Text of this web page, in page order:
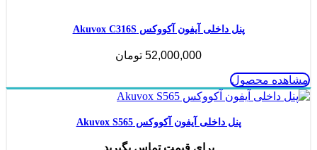
پنل داخلی آیفون آکووکس Akuvox C316S
52,000,000 تومان
مشاهده محصول
پنل داخلی آیفون آکووکس Akuvox S565